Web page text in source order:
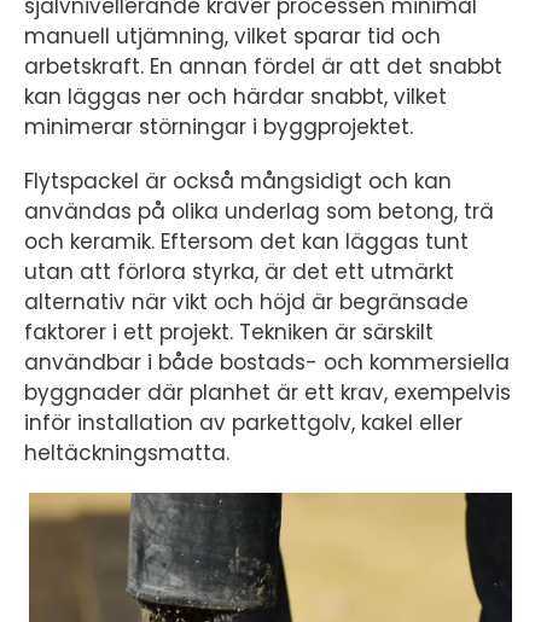
självnivellerande kräver processen minimal
manuell utjämning, vilket sparar tid och
arbetskraft. En annan fördel är att det snabbt
kan läggas ner och härdar snabbt, vilket
minimerar störningar i byggprojektet.
Flytspackel är också mångsidigt och kan
användas på olika underlag som betong, trä
och keramik. Eftersom det kan läggas tunt
utan att förlora styrka, är det ett utmärkt
alternativ när vikt och höjd är begränsade
faktorer i ett projekt. Tekniken är särskilt
användbar i både bostads- och kommersiella
byggnader där planhet är ett krav, exempelvis
inför installation av parkettgolv, kakel eller
heltäckningsmatta.